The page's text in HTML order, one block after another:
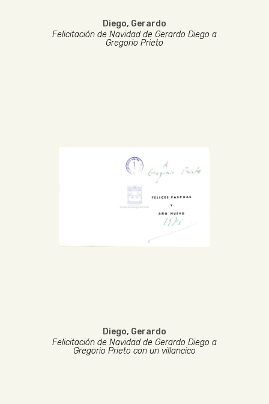
Diego, Gerardo
Felicitación de Navidad de Gerardo Diego a
Gregorio Prieto
Diego, Gerardo
Felicitación de Navidad de Gerardo Diego a
Gregorio Prieto con un villancico